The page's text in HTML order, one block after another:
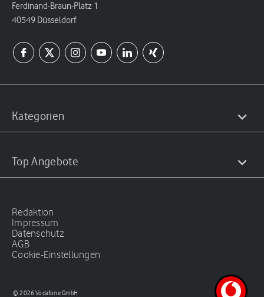
Ferdinand-Braun-Platz 1
40549 Düsseldorf
Kategorien
Top Angebote
Redaktion
Impressum
Datenschutz
AGB
Cookie-Einstellungen
© 2026 Vodafone GmbH